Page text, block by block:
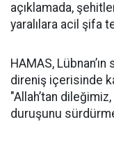
açıklamada,
yaralılara acil şifa
HAMAS,
direniş içerisinde
"Allah’tan dileğimiz,
duruşunu